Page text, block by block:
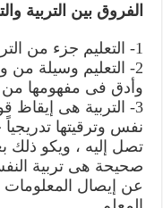
الفروق بين التربية
1- التعليم جزء من التربية وليس العكس.
2- التعليم وسيلة من
وأدق فى مفهومها من
3- التربية هى إيقاظ
نفس وترقيتها
تصل إليه ، ويكو ذلك
صحيحة هى تربية
عن إيصال